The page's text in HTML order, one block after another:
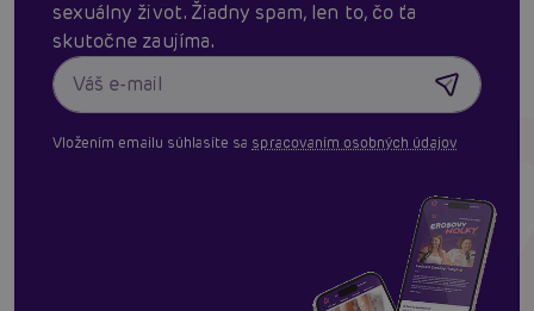
sexuálny život. Žiadny spam, len to, čo ťa
skutočne zaujíma.
Vložením emailu súhlasíte sa spracovaním osobných údajov